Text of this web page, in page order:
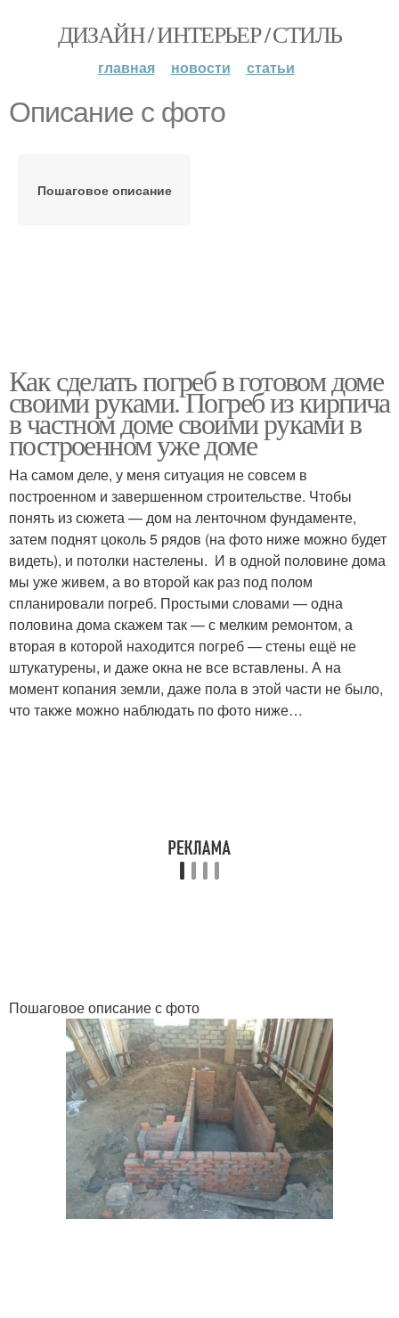
ДИЗАЙН / ИНТЕРЬЕР / СТИЛЬ
главная новости статьи
Описание с фото
Пошаговое описание
Как сделать погреб в готовом доме
своими руками. Погреб из кирпича
в частном доме своими руками в
построенном уже доме
На самом деле, у меня ситуация не совсем в
построенном и завершенном строительстве. Чтобы
понять из сюжета — дом на ленточном фундаменте,
затем поднят цоколь 5 рядов (на фото ниже можно будет
видеть), и потолки настелены. И в одной половине дома
мы уже живем, а во второй как раз под полом
спланировали погреб. Простыми словами — одна
половина дома скажем так — с мелким ремонтом, а
вторая в которой находится погреб — стены ещё не
штукатурены, и даже окна не все вставлены. А на
момент копания земли, даже пола в этой части не было,
что также можно наблюдать по фото ниже…
Пошаговое описание с фото